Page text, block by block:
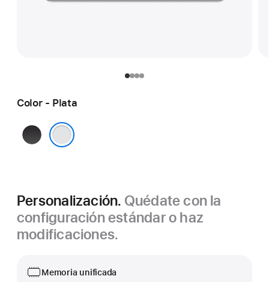
Color - Plata
Negro espacial
Personalización. Quédate con la
configuración estándar o haz
modificaciones.
Memoria unificada